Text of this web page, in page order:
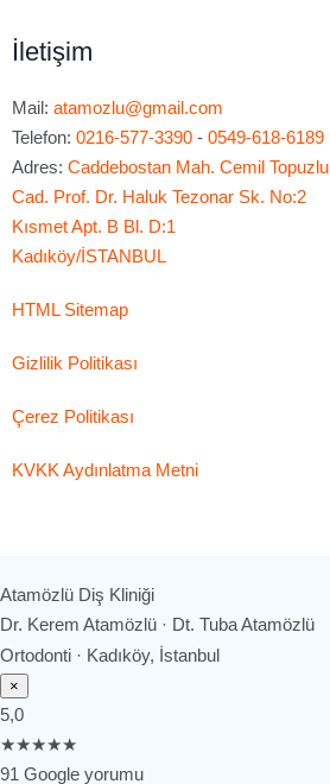
İletişim
Mail: atamozlu@gmail.com
Telefon: 0216-577-3390 - 0549-618-6189
Adres: Caddebostan Mah. Cemil Topuzlu
Cad. Prof. Dr. Haluk Tezonar Sk. No:2
Kısmet Apt. B Bl. D:1
Kadıköy/İSTANBUL
HTML Sitemap
Gizlilik Politikası
Çerez Politikası
KVKK Aydınlatma Metni
Atamözlü Diş Kliniği
Dr. Kerem Atamözlü · Dt. Tuba Atamözlü
Ortodonti · Kadıköy, İstanbul
×
5,0
★★★★★
91 Google yorumu